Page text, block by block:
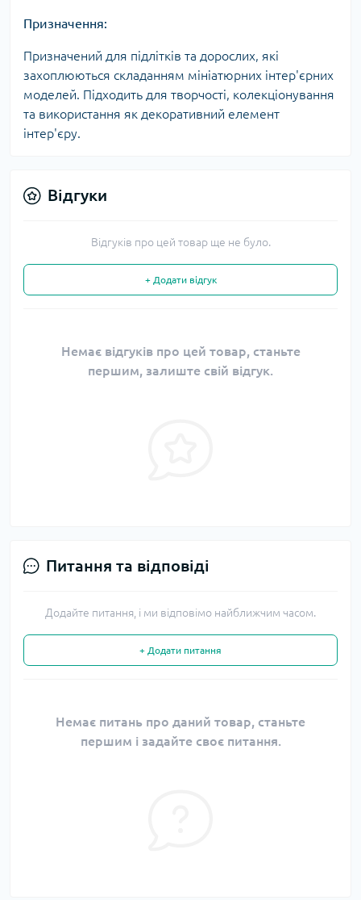
Призначення:
Призначений для підлітків та дорослих, які
захоплюються складанням мініатюрних інтер'єрних
моделей. Підходить для творчості, колекціонування
та використання як декоративний елемент
інтер'єру.
Відгуки
Відгуків про цей товар ще не було.
+ Додати відгук
Немає відгуків про цей товар, станьте
першим, залиште свій відгук.
Питання та відповіді
Додайте питання, і ми відповімо найближчим часом.
+ Додати питання
Немає питань про даний товар, станьте
першим і задайте своє питання.